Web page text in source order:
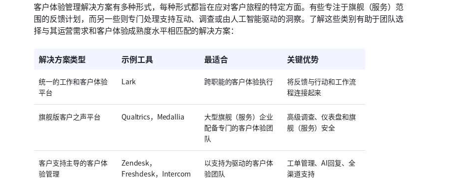
客户体验管理解决方案有多种形式，每种形式都旨在应对客户旅程的特定方面。有些专注于旗舰（服务）范
围的反馈计划，而另一些则专门处理支持互动、调查或由人工智能驱动的洞察。了解这些类别有助于团队选
择与其运营需求和客户体验成熟度水平相匹配的解决方案：
解决方案类型 示例工具 最适合 关键优势
统一的工作和客户体验
平台
Lark 跨职能的客户体验执行
将反馈与行动和工作流
程连接起来
旗舰版客户之声平台 Qualtrics，Medallia
大型旗舰（服务）企业
配备专门的客户体验团
队
高级调查、仪表盘和旗
舰（服务）安全
客户支持主导的客户体
验管理
Zendesk，
Freshdesk，Intercom
以支持为驱动的客户体
验团队
工单管理、AI回复、全
渠道支持